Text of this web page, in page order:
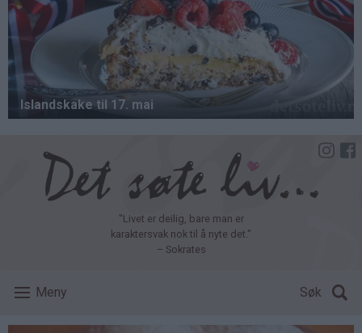
"Livet er deilig, bare man er
karaktersvak nok til å nyte det."
– Sokrates
Meny Søk